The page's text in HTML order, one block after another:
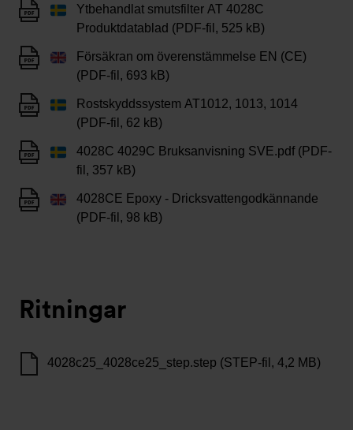
Ytbehandlat smutsfilter AT 4028C
Produktdatablad (PDF-fil, 525 kB)
Försäkran om överenstämmelse EN (CE)
(PDF-fil, 693 kB)
Rostskyddssystem AT1012, 1013, 1014
(PDF-fil, 62 kB)
4028C 4029C Bruksanvisning SVE.pdf (PDF-
fil, 357 kB)
4028CE Epoxy - Dricksvattengodkännande
(PDF-fil, 98 kB)
Ritningar
4028c25_4028ce25_step.step (STEP-fil, 4,2 MB)